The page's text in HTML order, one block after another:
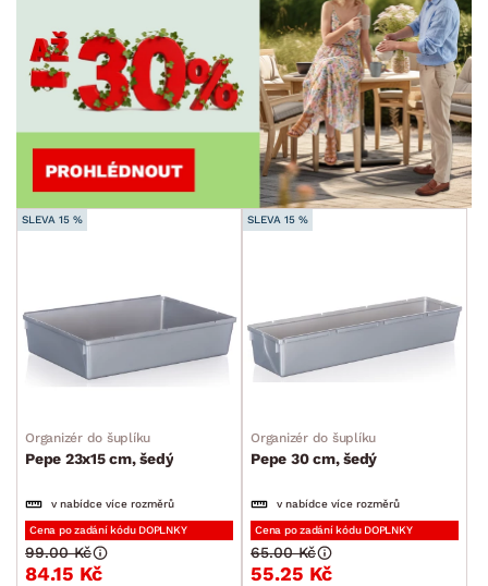
SLEVA 15 %
Organizér do šuplíku
Pepe 23x15 cm, šedý
v nabídce více rozměrů
Cena po zadání kódu DOPLNKY
84.15 Kč
99.00 Kč
SLEVA 15 %
Organizér do šuplíku
Pepe 30 cm, šedý
v nabídce více rozměrů
Cena po zadání kódu DOPLNKY
55.25 Kč
65.00 Kč